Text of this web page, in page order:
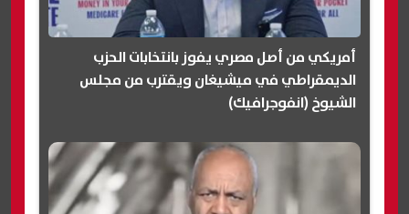
أمريكي من أصل مصري يفوز بانتخابات الحزب
الديمقراطي في ميشيغان ويقترب من مجلس
الشيوخ (انفوجرافيك)